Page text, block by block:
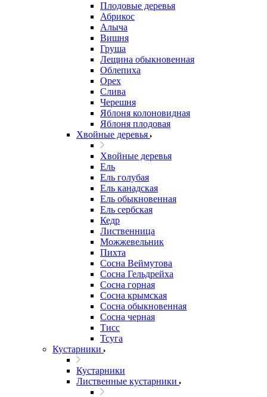
Плодовые деревья
Абрикос
Алыча
Вишня
Груша
Лещина обыкновенная
Облепиха
Орех
Слива
Черешня
Яблоня колоновидная
Яблоня плодовая
Хвойные деревья
Хвойные деревья
Ель
Ель голубая
Ель канадская
Ель обыкновенная
Ель сербская
Кедр
Лиственница
Можжевельник
Пихта
Сосна Веймутова
Сосна Гельдрейха
Сосна горная
Сосна крымская
Сосна обыкновенная
Сосна черная
Тисс
Тсуга
Кустарники
Кустарники
Лиственные кустарники